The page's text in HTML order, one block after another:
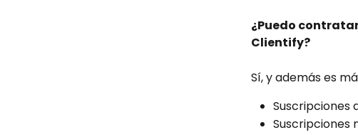
¿Puedo
Clientify?
Sí, y además es
Suscripciones
Suscripciones